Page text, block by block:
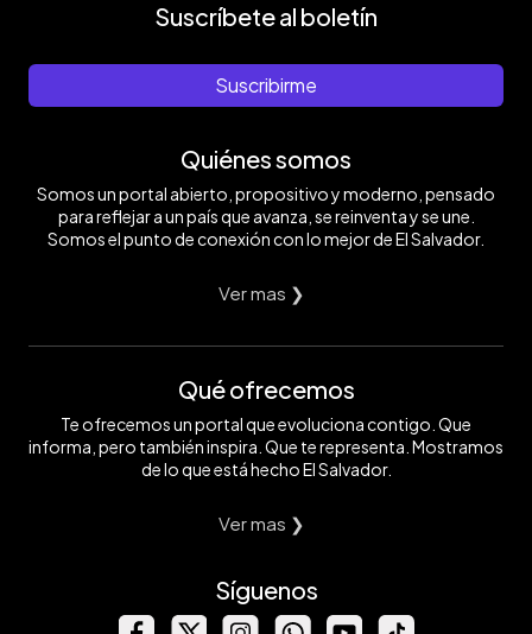
Suscríbete al boletín
Suscribirme
Quiénes somos
Somos un portal abierto, propositivo y moderno, pensado
para reflejar a un país que avanza, se reinventa y se une.
Somos el punto de conexión con lo mejor de El Salvador.
Ver mas ❯
Qué ofrecemos
Te ofrecemos un portal que evoluciona contigo. Que
informa, pero también inspira. Que te representa. Mostramos
de lo que está hecho El Salvador.
Ver mas ❯
Síguenos